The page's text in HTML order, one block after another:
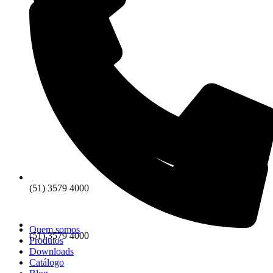
(51) 3579 4000
(51) 3579 4000
Quem somos
Produtos
Downloads
Catálogo